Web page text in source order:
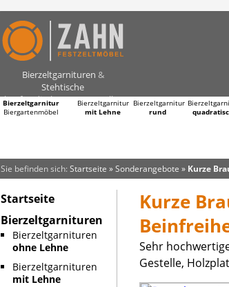
Bierzeltgarnituren &
Stehtische
kaufen direkt vom Hersteller
Bierzeltgarnitur
Biergartenmöbel
Bierzeltgarnitur
mit Lehne
Bierzeltgarnitur
rund
Sie befinden sich: Startseite »Sonderangebote » Kurze
Startseite
Bierzeltgarnituren
Bierzeltgarnituren
ohne Lehne
Bierzeltgarnituren
mit Lehne
Kurze
Sehr
Gestelle,